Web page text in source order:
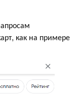
как на примере